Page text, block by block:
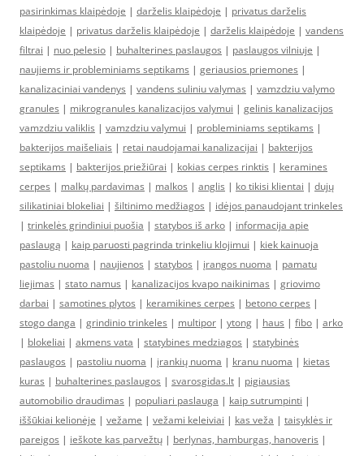
pasirinkimas klaipėdoje | darželis klaipėdoje | privatus darželis
klaipėdoje | privatus darželis klaipėdoje | darželis klaipėdoje | vandens
filtrai | nuo pelesio | buhalterines paslaugos | paslaugos vilniuje |
naujiems ir probleminiams septikams | geriausios priemones |
kanalizaciniai vandenys | vandens suliniu valymas | vamzdziu valymo
granules | mikrogranules kanalizacijos valymui | gelinis kanalizacijos
vamzdziu valiklis | vamzdziu valymui | probleminiams septikams |
bakterijos maišeliais | retai naudojamai kanalizacijai | bakterijos
septikams | bakterijos priežiūrai | kokias cerpes rinktis | keramines
cerpes | malkų pardavimas | malkos | anglis | ko tikisi klientai | dujų
silikatiniai blokeliai | šiltinimo medžiagos | idėjos panaudojant trinkeles
| trinkelės grindiniui puošia | statybos iš arko | informacija apie
paslaugą | kaip paruosti pagrinda trinkeliu klojimui | kiek kainuoja
pastoliu nuoma | naujienos | statybos | įrangos nuoma | pamatu
liejimas | stato namus | kanalizacijos kvapo naikinimas | griovimo
darbai | samotines plytos | keramikines cerpes | betono cerpes |
stogo danga | grindinio trinkeles | multipor | ytong | haus | fibo | arko
| blokeliai | akmens vata | statybines medziagos | statybinės
paslaugos | pastoliu nuoma | įrankių nuoma | kranu nuoma | kietas
kuras | buhalterines paslaugos | svarosgidas.lt | pigiausias
automobilio draudimas | populiari paslauga | kaip sutrumpinti |
iššūkiai kelionėje | vežame | vežami keleiviai | kas veža | taisyklės ir
pareigos | ieškote kas parvežtų | berlynas, hamburgas, hanoveris |